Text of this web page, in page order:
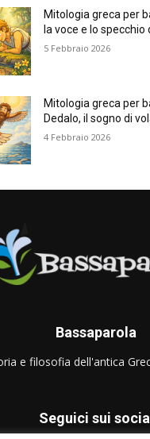
Mitologia greca per
la voce e lo specchio
5 Febbraio 2026
Mitologia greca per
Dedalo, il sogno di
4 Febbraio 2026
Bassaparola
e filosofia dell'antica
Seguici sui